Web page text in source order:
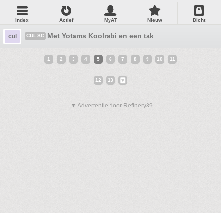
Index Actief MyAT Nieuw Dicht
cul CUL SC Met Yotams Koolrabi en een tak
1 2 3 4 5 6 7 8 9 10 11
12 13
▼ Advertentie door Refinery89